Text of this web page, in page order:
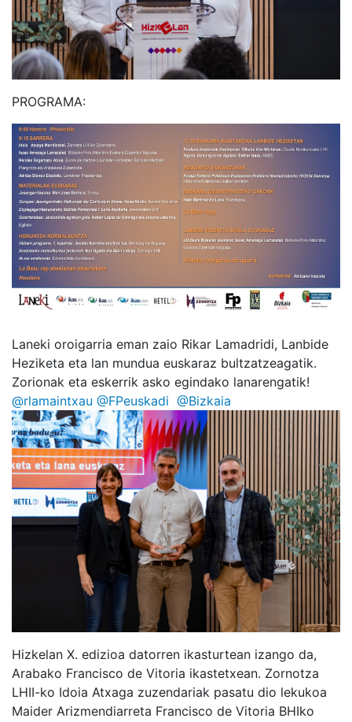
PROGRAMA:
Laneki oroigarria eman zaio Rikar Lamadridi, Lanbide
Heziketa eta lan mundua euskaraz bultzatzeagatik.
Zorionak eta eskerrik asko egindako lanarengatik!
@rlamaintxau @FPeuskadi @Bizkaia
Hizkelan X. edizioa datorren ikasturtean izango da,
Arabako Francisco de Vitoria ikastetxean. Zornotza
LHII-ko Idoia Atxaga zuzendariak pasatu dio lekukoa
Maider Arizmendiarreta Francisco de Vitoria BHIko